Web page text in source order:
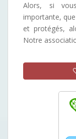
Alors, si
importante,
et protégés,
Notre